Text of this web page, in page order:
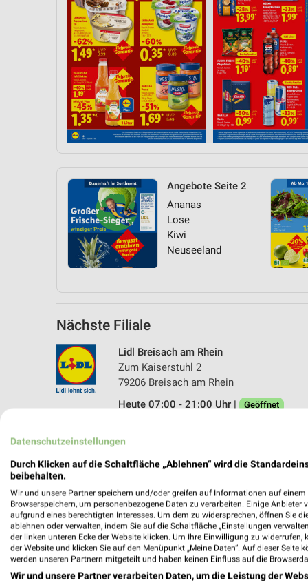
Angebote Seite 2
Ananas
Lose
Kiwi
Neuseeland
Nächste Filiale
Lidl Breisach am Rhein
Zum Kaiserstuhl 2
79206 Breisach am Rhein
Heute 07:00 - 21:00 Uhr |
Geöffnet
Datenschutzeinstellungen
Durch Klicken auf die Schaltfläche „Ablehnen“ wird die
beibehalten.
Wir und unsere Partner speichern und/oder greifen auf Informationen auf einem
Browserspeichern, um personenbezogene Daten zu verarbeiten. Einige
aufgrund eines berechtigten Interesses. Um dem zu widersprechen, öffnen Sie
ablehnen oder verwalten, indem Sie auf die Schaltfläche „Einstellungen
der linken unteren Ecke der Website klicken. Um Ihre Einwilligung zu
der Website und klicken Sie auf den Menüpunkt „Meine Daten“. Auf dieser
werden unseren Partnern mitgeteilt und haben keinen Einfluss auf die
Wir und unsere Partner verarbeiten Daten, um die Leistung der